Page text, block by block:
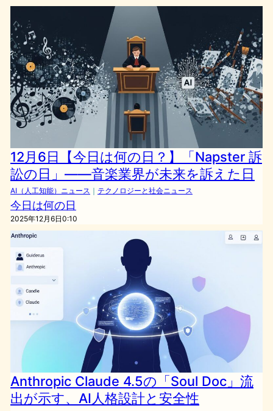
12月6日【今日は何の日？】「Napster 訴
訟の日」――音楽業界が未来を訴えた日
AI（人工知能）ニュース ｜ テクノロジーと社会ニュース
今日は何の日
2025年12月6日0:10
Anthropic Claude 4.5の「Soul Doc」流
出が示す、AI人格設計と安全性